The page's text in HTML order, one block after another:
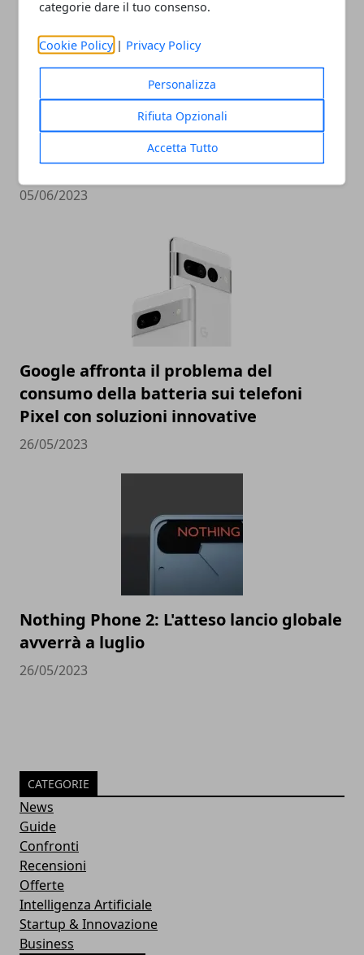
categorie dare il tuo consenso.
Cookie Policy | Privacy Policy
Personalizza
Rifiuta Opzionali
Accetta Tutto
Ricche anticipazioni sul Tensor G3 di
Pixel 8
05/06/2023
Google affronta il problema del
consumo della batteria sui telefoni
Pixel con soluzioni innovative
26/05/2023
Nothing Phone 2: L'atteso lancio globale
avverrà a luglio
26/05/2023
CATEGORIE
News
Guide
Confronti
Recensioni
Offerte
Intelligenza Artificiale
Startup & Innovazione
Business